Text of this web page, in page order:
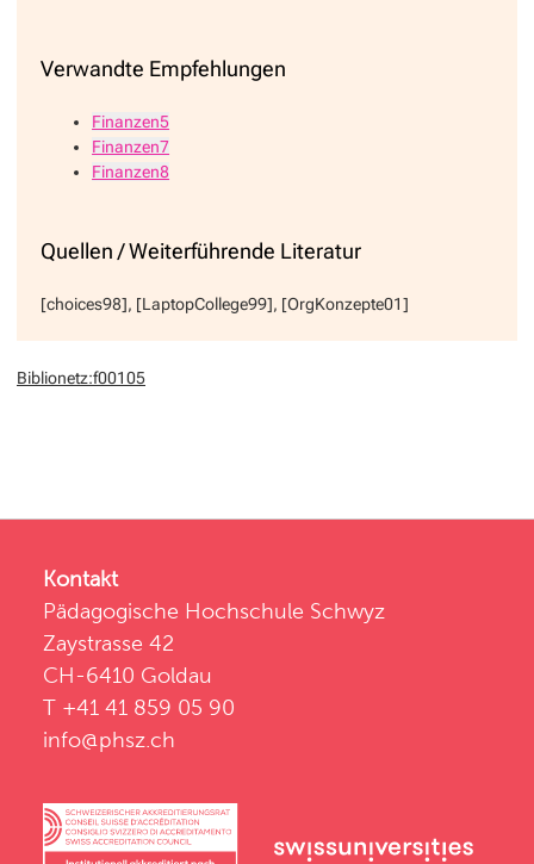
Verwandte Empfehlungen
Finanzen5
Finanzen7
Finanzen8
Quellen / Weiterführende Literatur
[choices98], [LaptopCollege99], [OrgKonzepte01]
Biblionetz:f00105
Kontakt
Pädagogische Hochschule Schwyz
Zaystrasse 42
CH-6410 Goldau
T +41 41 859 05 90
info@phsz.ch